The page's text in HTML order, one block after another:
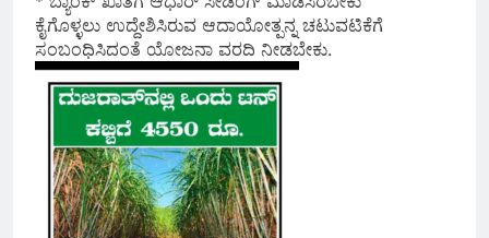
ಕೈಗೊಳ್ಳಲು ಉದ್ದೇಶಿಸಿರುವ ಆದಾಯೋತ್ಪನ್ನ ಚಟುವಟಿಕೆಗೆ
ಸಂಬಂಧಿಸಿದಂತೆ ಯೋಜನಾ ವರದಿ ನೀಡಬೇಕು.